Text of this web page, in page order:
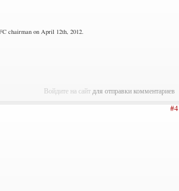
chairman on April 12th, 2012.
Войдите на сайт для отправки комментариев
#4